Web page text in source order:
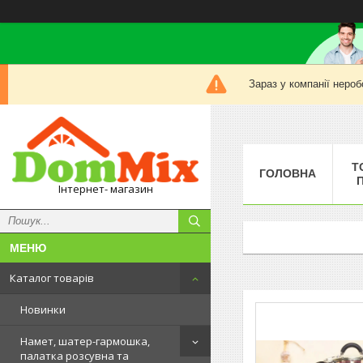
Зараз у компанії
Інтернет- магазин
Каталог товарів
Новинки
Намет, шатер-гармошка,
палатка розсувна та
ГОЛОВНА